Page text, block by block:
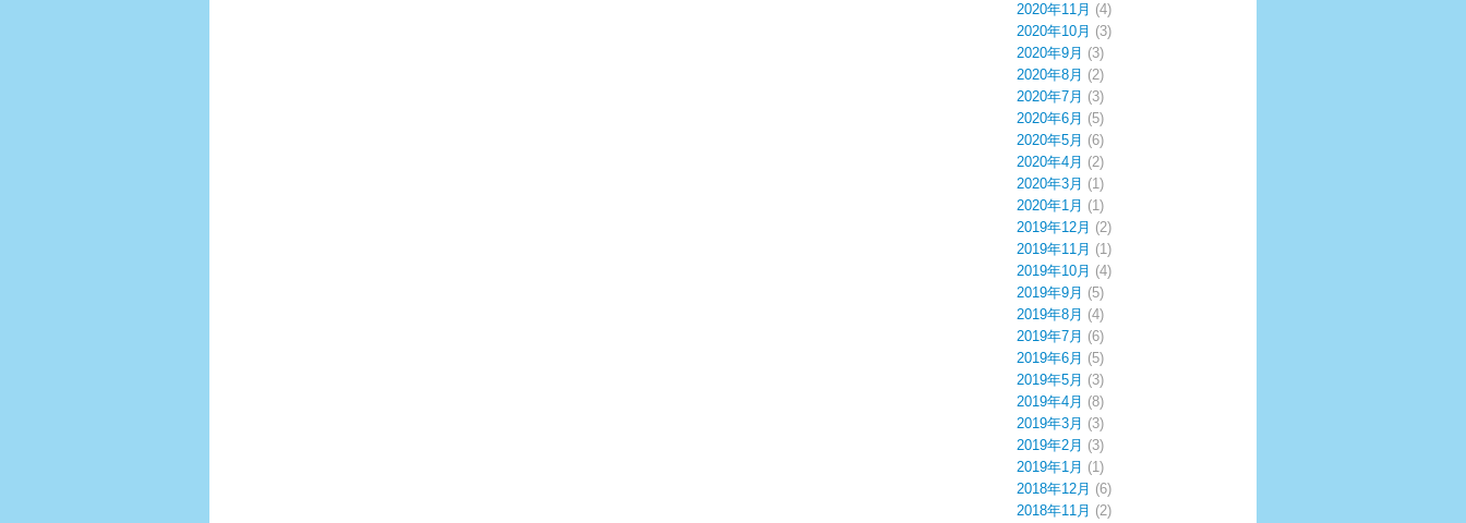
2020年11月 (4)
2020年10月 (3)
2020年9月 (3)
2020年8月 (2)
2020年7月 (3)
2020年6月 (5)
2020年5月 (6)
2020年4月 (2)
2020年3月 (1)
2020年1月 (1)
2019年12月 (2)
2019年11月 (1)
2019年10月 (4)
2019年9月 (5)
2019年8月 (4)
2019年7月 (6)
2019年6月 (5)
2019年5月 (3)
2019年4月 (8)
2019年3月 (3)
2019年2月 (3)
2019年1月 (1)
2018年12月 (6)
2018年11月 (2)